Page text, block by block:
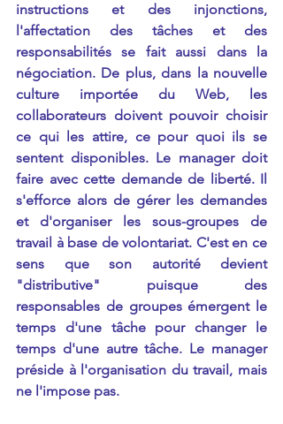
instructions et des injonctions,
l'affectation des tâches et des
responsabilités se fait aussi dans la
négociation. De plus, dans la nouvelle
culture importée du Web, les
collaborateurs doivent pouvoir choisir
ce qui les attire, ce pour quoi ils se
sentent disponibles. Le manager doit
faire avec cette demande de liberté. Il
s'efforce alors de gérer les demandes
et d'organiser les sous-groupes de
travail à base de volontariat. C'est en ce
sens que son autorité devient
"distributive" puisque des
responsables de groupes émergent le
temps d'une tâche pour changer le
temps d'une autre tâche. Le manager
préside à l'organisation du travail, mais
ne l'impose pas.